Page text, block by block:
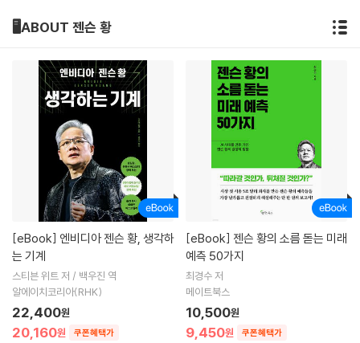
🖥️ABOUT 젠슨 황
[eBook]
는 기계
스티븐 위트 저 / 백우진 역
알에이치코리아(RHK)
20,160원 쿠폰혜택가
22,400원
[eBook]
예측 50가지
최경수 저
메이트북스
9,450원 쿠폰혜택가
10,500원